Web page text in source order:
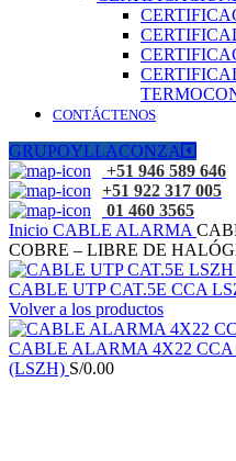
CONTÁCTENOS
GRUPOYLLACONZA
+51 946 589 646
+51 922 317 005
01 460 3565
Inicio CABLE ALARMA
COBRE – LIBRE DE
CABLE UTP CAT.5E CCA
Volver a los productos
CABLE ALARMA 4X22
(LSZH) S/0.00